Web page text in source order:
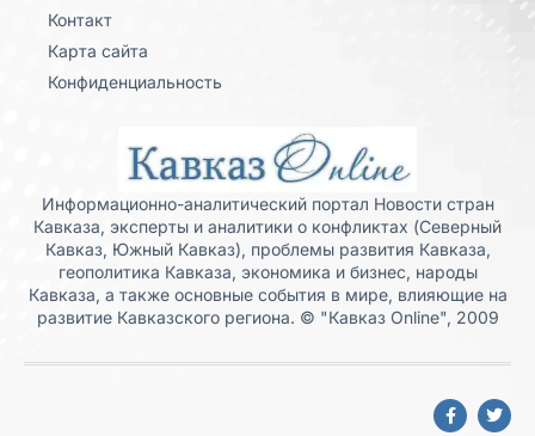
Контакт
Карта сайта
Конфиденциальность
Информационно-аналитический портал Новости стран
Кавказа, эксперты и аналитики о конфликтах (Северный
Кавказ, Южный Кавказ), проблемы развития Кавказа,
геополитика Кавказа, экономика и бизнес, народы
Кавказа, а также основные события в мире, влияющие на
развитие Кавказского региона. © "Кавказ Online", 2009